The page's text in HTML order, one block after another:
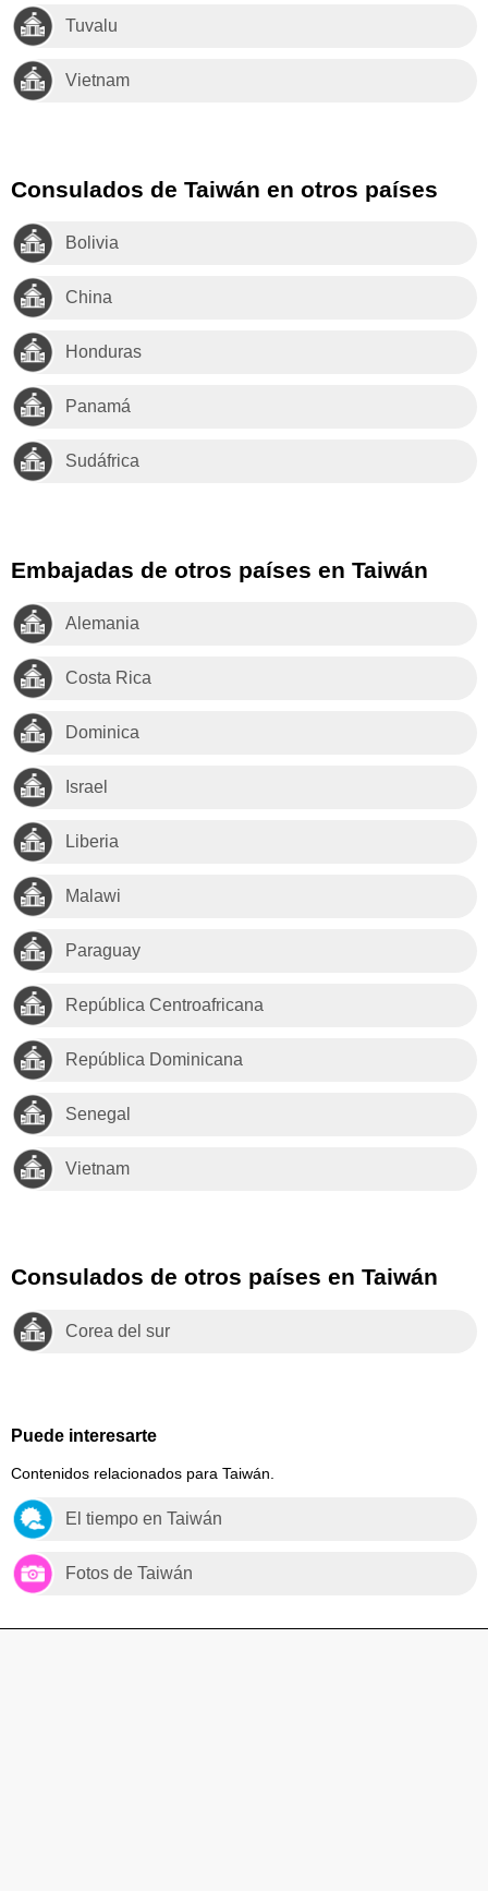
Tuvalu
Vietnam
Consulados de Taiwán en otros países
Bolivia
China
Honduras
Panamá
Sudáfrica
Embajadas de otros países en Taiwán
Alemania
Costa Rica
Dominica
Israel
Liberia
Malawi
Paraguay
República Centroafricana
República Dominicana
Senegal
Vietnam
Consulados de otros países en Taiwán
Corea del sur
Puede interesarte
Contenidos relacionados para Taiwán.
El tiempo en Taiwán
Fotos de Taiwán